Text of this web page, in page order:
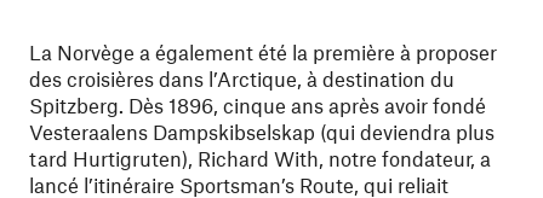
La Norvège a également été la première à proposer
des croisières dans l’Arctique, à destination du
Spitzberg. Dès 1896, cinque ans après avoir fondé
Vesteraalens Dampskibselskap (qui deviendra plus
tard Hurtigruten), Richard With, notre fondateur, a
lancé l’itinéraire Sportsman’s Route, qui reliait